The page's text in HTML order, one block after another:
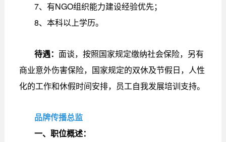
7、有NGO组织能力建设经验优先；
8、本科以上学历。
待遇： 面谈，按照国家规定缴纳社会保险，另有
商业意外伤害保险，国家规定的双休及节假日，人性
化的工作和休假时间安排，员工自我发展培训支持。
品牌传播总监
一、职位概述：